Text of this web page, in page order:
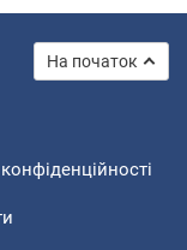
На початок